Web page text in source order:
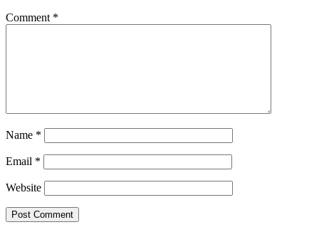
Comment *
Name *
Email *
Website